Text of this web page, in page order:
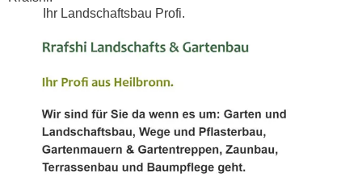
Ihr Landschaftsbau Profi.